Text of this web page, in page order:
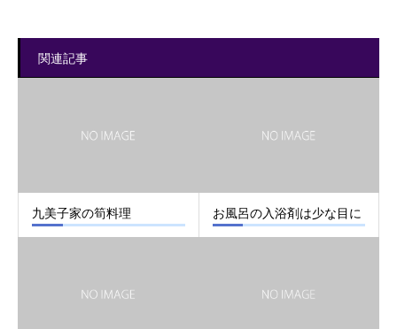
関連記事
九美子家の筍料理 お風呂の入浴剤は少な目に